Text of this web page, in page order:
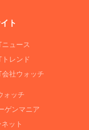
ト
ュース
レンド
社ウォッチ
ォッチ
ゲンマニア
ット